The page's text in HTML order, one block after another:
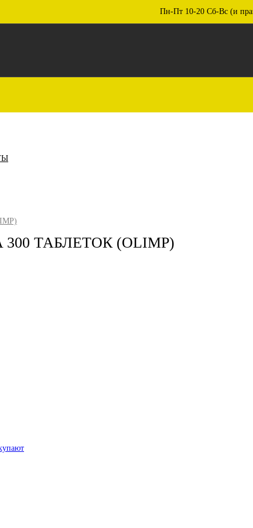
Пн-Пт 10-20 Сб-Вс (и
300 ТАБЛЕТОК (OLIMP)